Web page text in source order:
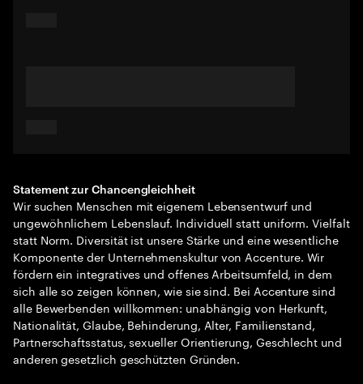
Statement zur Chancengleichheit
Wir suchen Menschen mit eigenem Lebensentwurf und
ungewöhnlichem Lebenslauf. Individuell statt uniform. Vielfalt
statt Norm. Diversität ist unsere Stärke und eine wesentliche
Komponente der Unternehmenskultur von Accenture. Wir
fördern ein integratives und offenes Arbeitsumfeld, in dem
sich alle so zeigen können, wie sie sind. Bei Accenture sind
alle Bewerbenden willkommen: unabhängig von Herkunft,
Nationalität, Glaube, Behinderung, Alter, Familienstand,
Partnerschaftsstatus, sexueller Orientierung, Geschlecht und
anderen gesetzlich geschützten Gründen.